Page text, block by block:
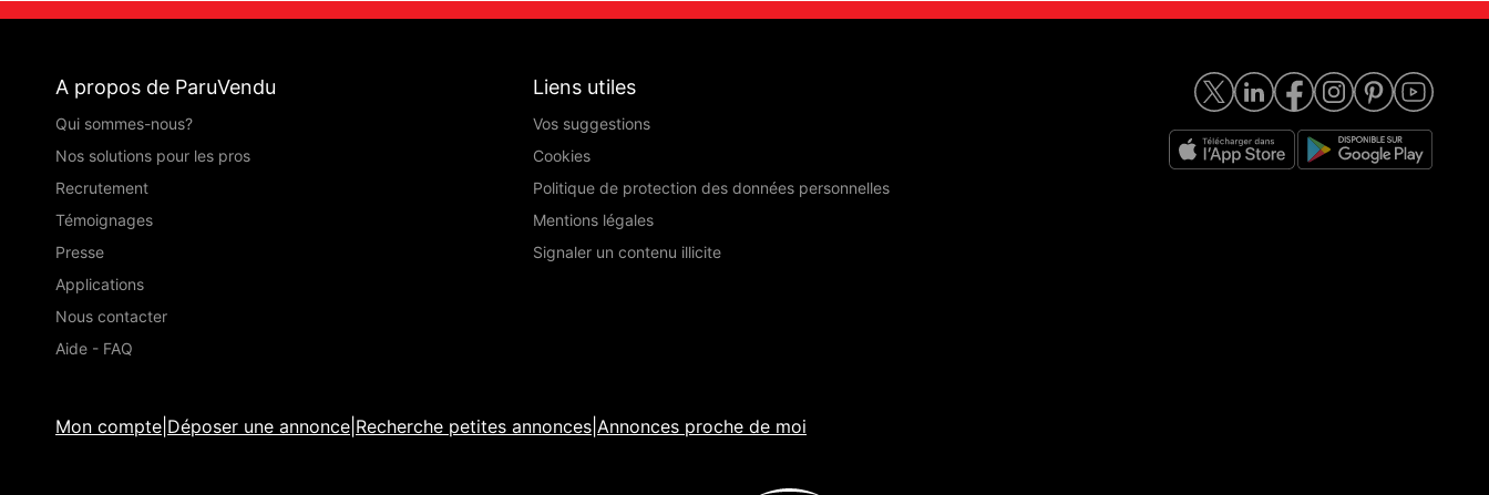
A propos de ParuVendu
Qui sommes-nous?
Nos solutions pour les pros
Recrutement
Témoignages
Presse
Applications
Nous contacter
Aide - FAQ
Liens utiles
Vos suggestions
Cookies
Politique de protection des données personnelles
Mentions légales
Signaler un contenu illicite
Mon compte Déposer une annonce Recherche petites annonces Annonces proche de moi